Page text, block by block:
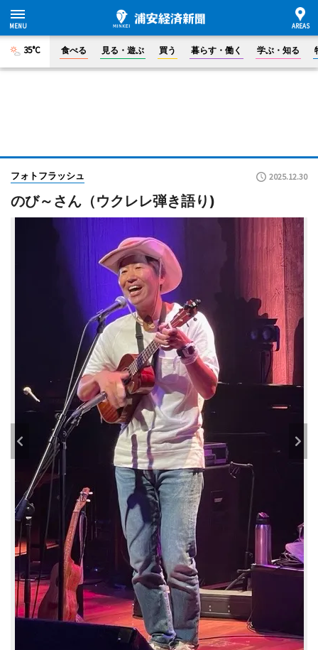
35°C 食べる 見る・遊ぶ 買う 暮らす・働く 学ぶ・知る
フォトフラッシュ 2025.12.30
のび～さん（ウクレレ弾き語り)